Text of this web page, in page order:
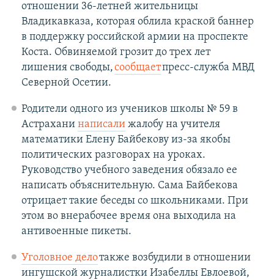
отношении 36-летней жительницы
Владикавказа, которая облила краской баннер
в поддержку российской армии на проспекте
Коста. Обвиняемой грозит до трех лет
лишения свободы,сообщаетпресс-служба МВД
Северной Осетии.
Родители одного из учеников школы № 59 в
Астрахани написалижалобу на учителя
математики Елену Байбекову из-за якобы
политических разговорах на уроках.
Руководство учебного заведения обязало ее
написать объяснительную. Сама Байбекова
отрицает такие беседы со школьниками. При
этом во внерабочее время она выходила на
антивоенные пикеты.
Уголовное делотакже возбудили в отношении
ингушской журналистки Изабеллы Евлоевой,